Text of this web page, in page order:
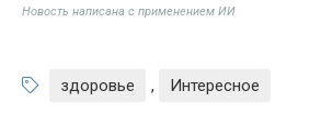
Новость написана с применением ИИ
здоровье , Интересное